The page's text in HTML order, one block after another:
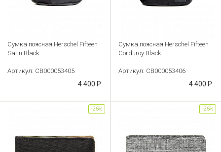
Сумка поясная Herschel Fifteen
Satin Black
Артикул: CB000053405
4 400 Р.
Сумка поясная Herschel Fifteen
Corduroy Black
Артикул: CB000053406
4 400 Р.
-25% -25%